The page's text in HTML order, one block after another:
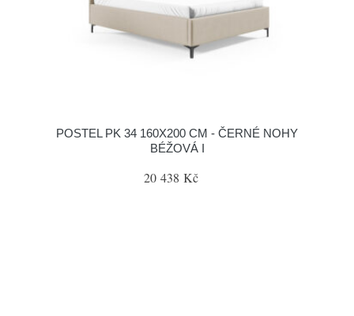
POSTEL PK 34 160X200 CM - ČERNÉ NOHY
BÉŽOVÁ I
20 438 Kč